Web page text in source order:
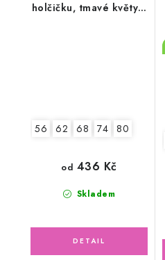
holčičku, tmavé květy s
56 62 68 74 80
Skladem
od 436 Kč